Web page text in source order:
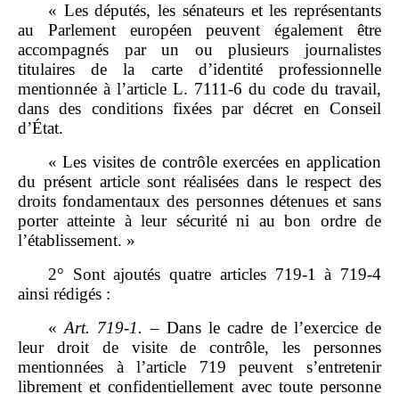
« Les députés, les sénateurs et les représentants
au Parlement européen peuvent également être
accompagnés par un ou plusieurs journalistes
titulaires de la carte d’identité professionnelle
mentionnée à l’article L. 7111‑6 du code du travail,
dans des conditions fixées par décret en Conseil
d’État.
« Les visites de contrôle exercées en application
du présent article sont réalisées dans le respect des
droits fondamentaux des personnes détenues et sans
porter atteinte à leur sécurité ni au bon ordre de
l’établissement. »
2° Sont ajoutés quatre articles 719‑1 à 719‑4
ainsi rédigés :
«Art. 719‑1. – Dans le cadre de l’exercice de
leur droit de visite de contrôle, les personnes
mentionnées à l’article 719 peuvent s’entretenir
librement et confidentiellement avec toute personne